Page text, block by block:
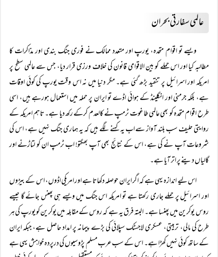
عالمی سفارتی بحران
ویسے تو اقوام متحدہ، یورپ اور متعدد ممالک نے فوری جنگ بندی اور مذاکرات کا
مطالبہ کیا اور اس حملے کو بین الاقوامی قانون کی خلاف ورزی قرار دیا، جس سے عالمی سطح پر
امریکہ اور اسرائیل پر تنقید بڑھ گئی ہے۔ مگر دنیا میں نہ اس وقت یورپ کی کوئی اوقات
ہے، بلکہ جرمنی اور انگلینڈ کے ہوائی اڈے تو ایران پر حملہ میں استعمال ہورہے ہیں، اسی
طرح اقوام متحدہ کو بھی عالمی طاغوت ٹرمپ نے کالعدم کرکے رکھ دیا ہے۔ تاہم امریکہ کے
روایتی حلیف سب بلند آواز سے اب یہ کہنے لگے ہیں کہ یہ ہماری جنگ نہیں ہے، اس کی
شروعات آپ نے کی ہے، اس کے نتائج بھی آپ بھگتو! اب ٹرمپ ان کو لتاڑنے اور
گالیاں دینے پر اتر آیا ہے۔
اس لیے اندازہ یہی ہے کہ اگر ایران حوصلہ دکھاتا ہے اور امریکی اڈوں، اس کے بیڑوں
اور اسرائیل پر حملے جاری رکھتا ہے تو امریکہ اس جنگ میں ویسے ہی پھنس جائے گا جیسے
روس یوکرین میں پھنسا ہے۔ البتہ فرق یہ ہے کہ روس کے مقابلہ میں یوکرین کو یورپ کی ہر
طرح کی مالی، تربیتی، عسکری لاجسٹک سپلائی کی بڑے پیمانہ پر امداد حاصل ہے، جبکہ ایران
کے ساتھ کوئی نہیں کھڑا ہے۔ اس کے سب عرب مسلم پڑوسیوں کی درپردہ خواہش یہی ہے